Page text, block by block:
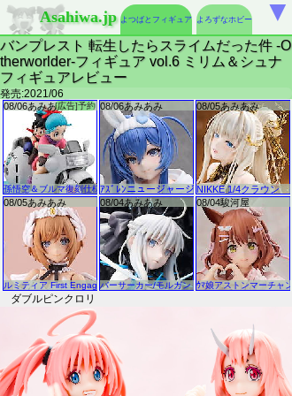
Asahiwa.jp よつばとフィギュア よろずなホビー
バンプレスト 転生したらスライムだった件 -O
therworlder-フィギュア vol.6 ミリム＆シュナ
フィギュアレビュー
発売:2021/06
ダブルピンクロリ
▼